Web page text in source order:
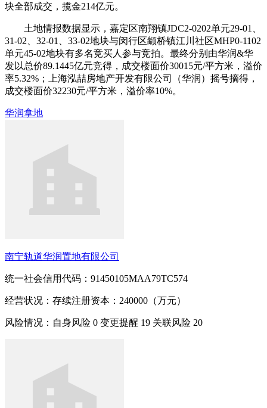
块全部成交，揽金214亿元。
土地情报数据显示，嘉定区南翔镇JDC2-0202单元29-01、
31-02、32-01、33-02地块与闵行区颛桥镇江川社区MHP0-1102
单元45-02地块有多名竞买人参与竞拍。最终分别由华润&华
发以总价89.1445亿元竞得，成交楼面价30015元/平方米，溢价
率5.32%；上海泓喆房地产开发有限公司（华润）摇号摘得，
成交楼面价32230元/平方米，溢价率10%。
华润拿地
南宁轨道华润置地有限公司
统一社会信用代码：91450105MAA79TC574
经营状况：存续注册资本：240000（万元）
风险情况：自身风险 0 变更提醒 19 关联风险 20